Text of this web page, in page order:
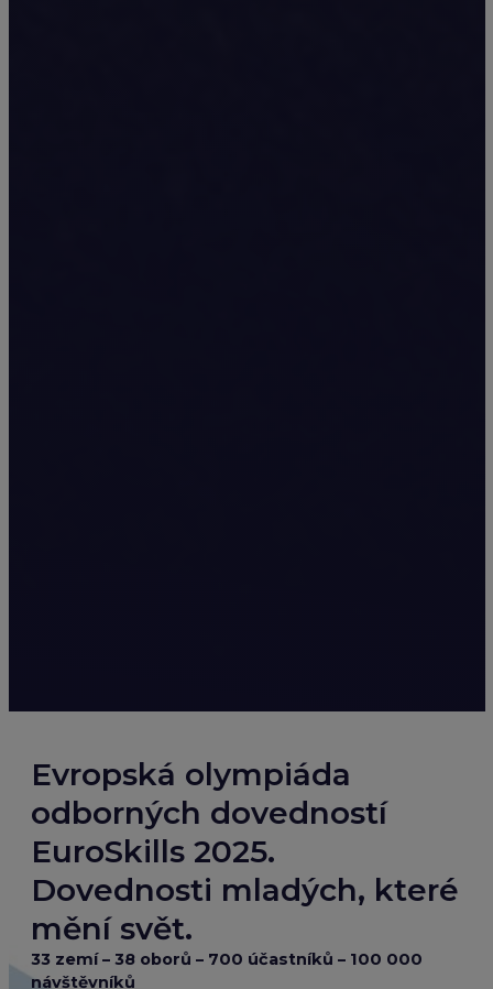
Evropská olympiáda
odborných dovedností
EuroSkills 2025.
Dovednosti mladých, které
mění svět.
33 zemí – 38 oborů – 700 účastníků – 100 000
návštěvníků